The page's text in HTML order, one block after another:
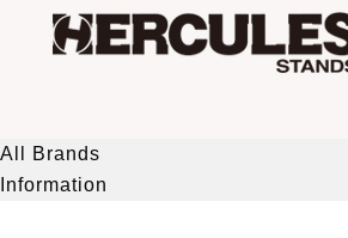
All Brands
Information